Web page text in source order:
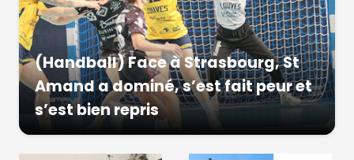
(Handball) Face à Strasbourg, St
Amand a dominé, s’est fait peur et
s’est bien repris